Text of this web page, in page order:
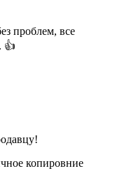
проблем, все
👍
копировние